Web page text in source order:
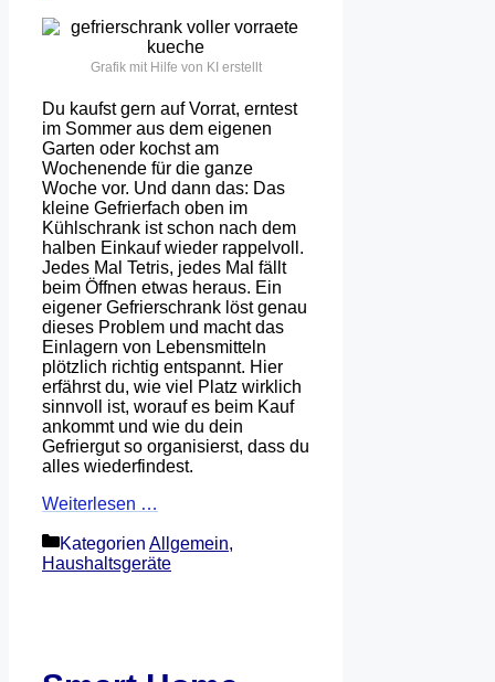
Grafik mit Hilfe von KI erstellt
Du kaufst gern auf Vorrat, erntest
im Sommer aus dem eigenen
Garten oder kochst am
Wochenende für die ganze
Woche vor. Und dann das: Das
kleine Gefrierfach oben im
Kühlschrank ist schon nach dem
halben Einkauf wieder rappelvoll.
Jedes Mal Tetris, jedes Mal fällt
beim Öffnen etwas heraus. Ein
eigener Gefrierschrank löst genau
dieses Problem und macht das
Einlagern von Lebensmitteln
plötzlich richtig entspannt. Hier
erfährst du, wie viel Platz wirklich
sinnvoll ist, worauf es beim Kauf
ankommt und wie du dein
Gefriergut so organisierst, dass du
alles wiederfindest.
Weiterlesen …
Kategorien Allgemein,
Haushaltsgeräte